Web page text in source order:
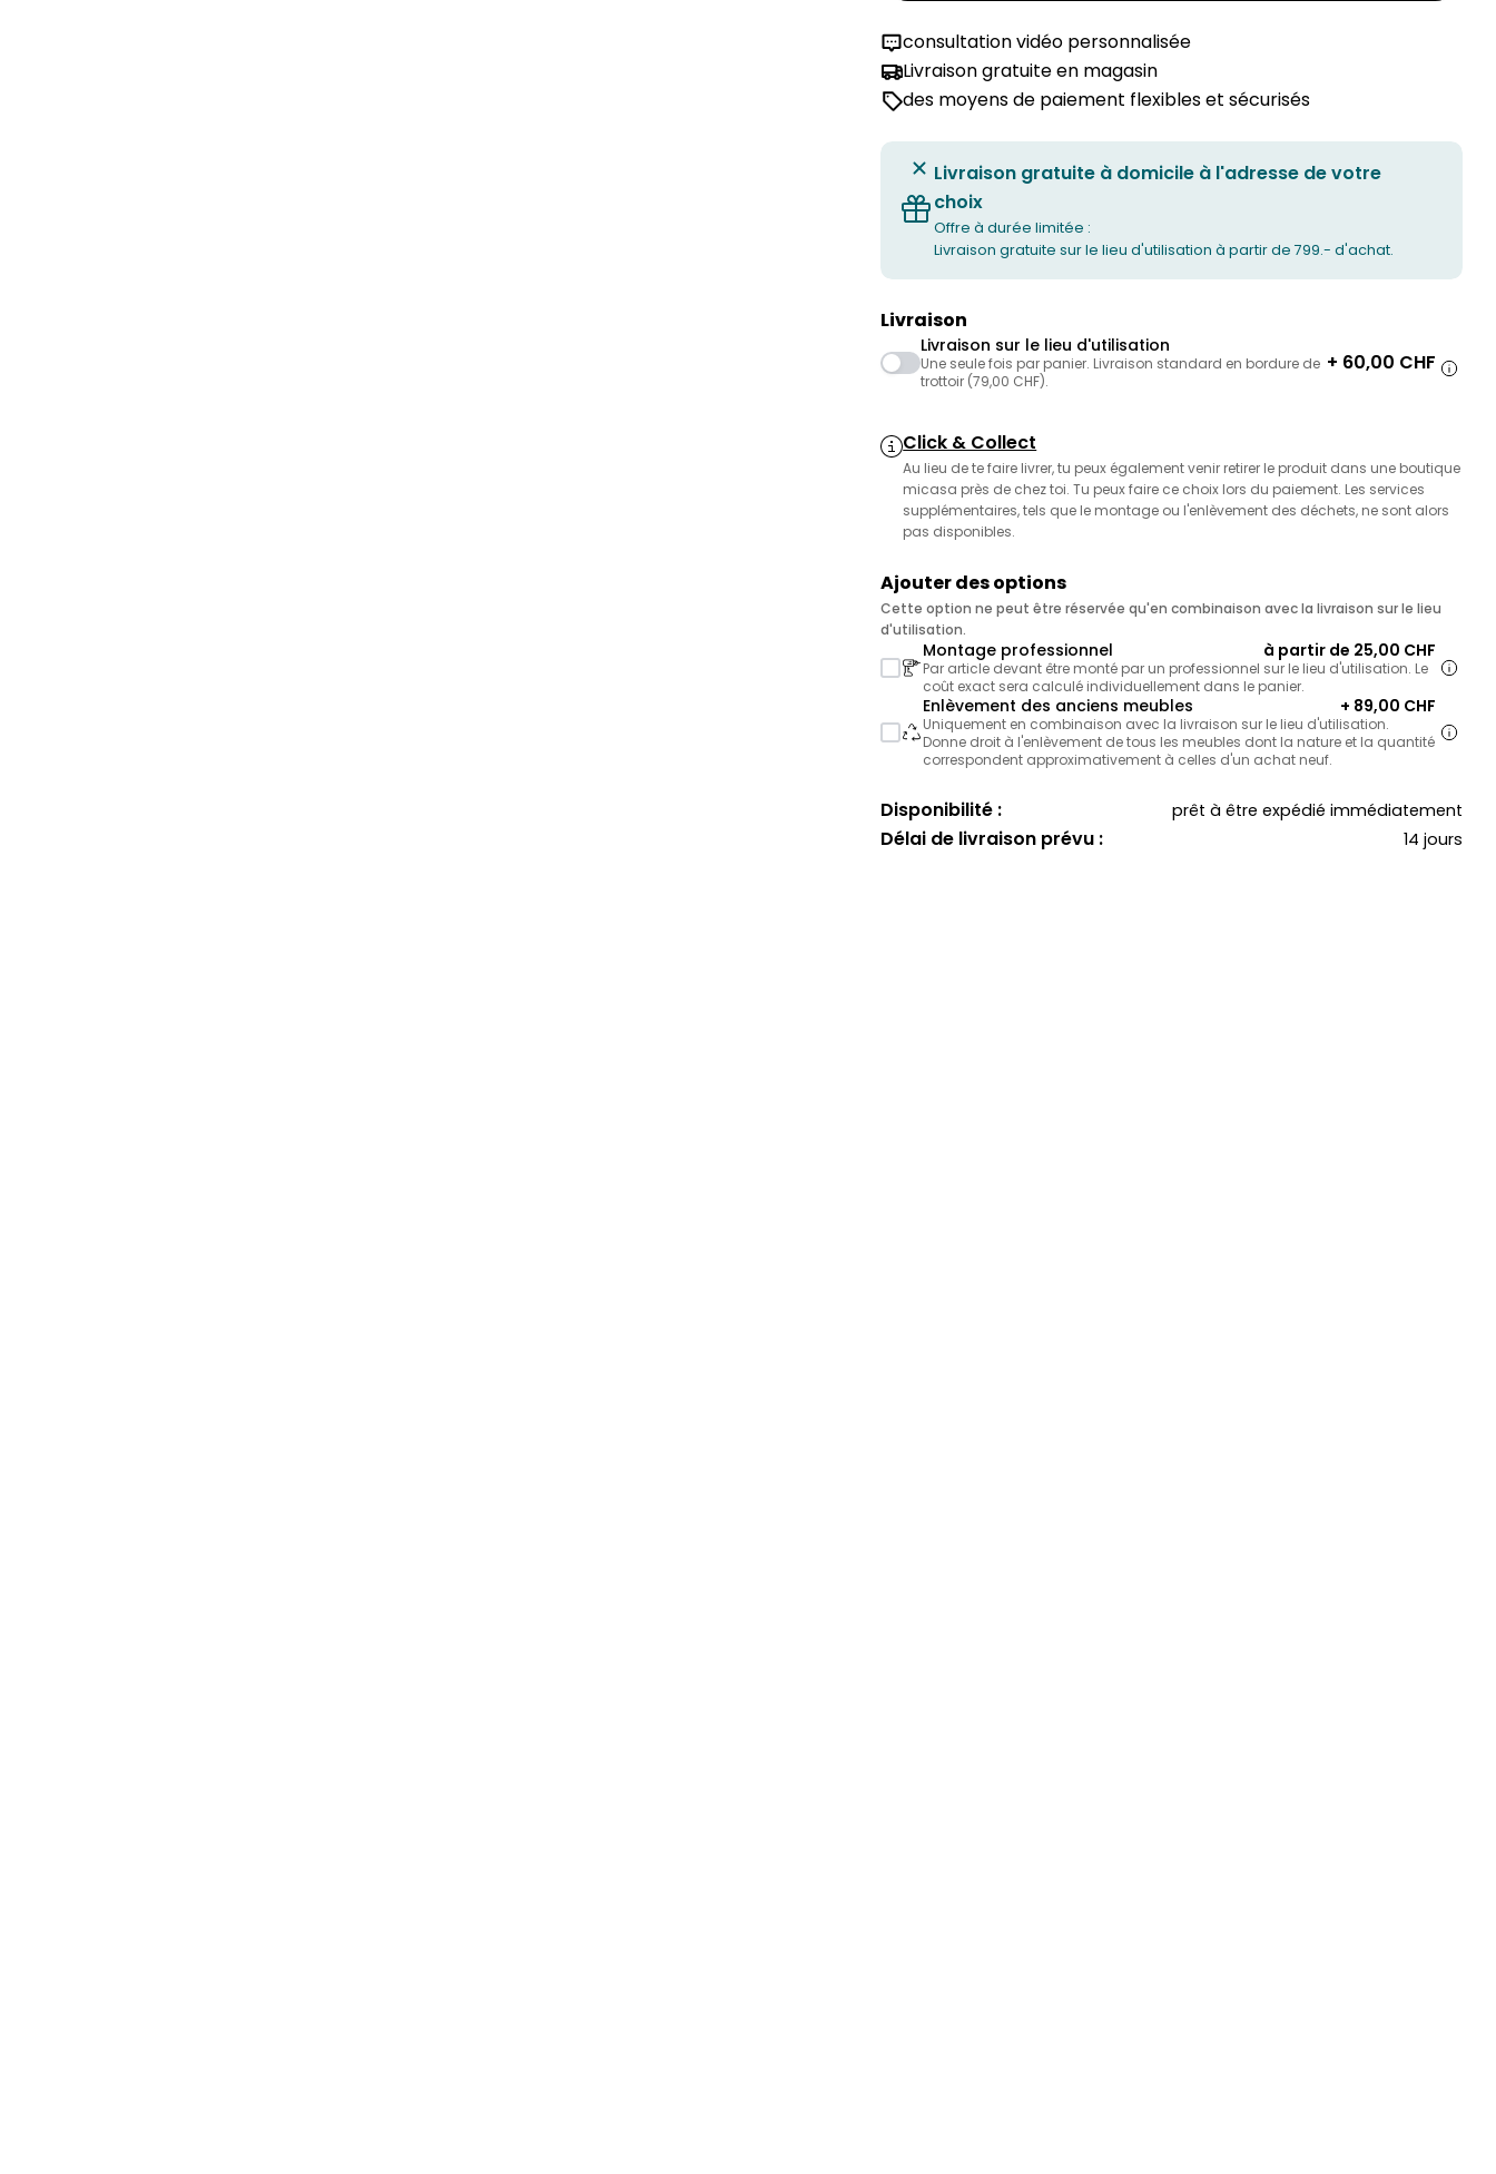
consultation vidéo personnalisée
Livraison gratuite en magasin
des moyens de paiement flexibles et sécurisés
Livraison gratuite à domicile à l'adresse de votre
choix
Offre à durée limitée :
Livraison gratuite sur le lieu d'utilisation à partir de 799.- d'achat.
Livraison
Livraison sur le lieu d'utilisation
Une seule fois par panier. Livraison standard en bordure de
trottoir (79,00 CHF).
+ 60,00 CHF
Click & Collect
Au lieu de te faire livrer, tu peux également venir retirer le produit dans une boutique
micasa près de chez toi. Tu peux faire ce choix lors du paiement. Les services
supplémentaires, tels que le montage ou l'enlèvement des déchets, ne sont alors
pas disponibles.
Ajouter des options
Cette option ne peut être réservée qu'en combinaison avec la livraison sur le lieu
d'utilisation.
Montage professionnel à partir de 25,00 CHF
Par article devant être monté par un professionnel sur le lieu d'utilisation. Le
coût exact sera calculé individuellement dans le panier.
Enlèvement des anciens meubles + 89,00 CHF
Uniquement en combinaison avec la livraison sur le lieu d'utilisation.
Donne droit à l'enlèvement de tous les meubles dont la nature et la quantité
correspondent approximativement à celles d'un achat neuf.
Disponibilité : prêt à être expédié immédiatement
Délai de livraison prévu : 14 jours